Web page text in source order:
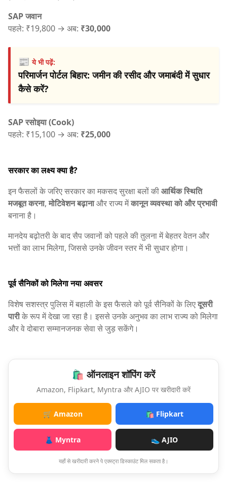
SAP जवान
पहले: ₹19,800 → अब: ₹30,000
📰ये भी पढ़ें:
परिमार्जन पोर्टल बिहार: जमीन की रसीद और जमाबंदी में सुधार
कैसे करें?
SAP रसोइया (Cook)
पहले: ₹15,100 → अब: ₹25,000
सरकार का लक्ष्य क्या है?
इन फैसलों के जरिए सरकार का मकसद सुरक्षा बलों कीआर्थिक स्थिति
मजबूत करना,मोटिवेशन बढ़ानाऔर राज्य मेंकानून व्यवस्था को और प्रभावी
बनाना है।
मानदेय बढ़ोतरी के बाद सैप जवानों को पहले की तुलना में बेहतर वेतन और
भत्तों का लाभ मिलेगा, जिससे उनके जीवन स्तर में भी सुधार होगा।
पूर्व सैनिकों को मिलेगा नया अवसर
विशेष सशस्त्र पुलिस में बहाली के इस फैसले को पूर्व सैनिकों के लिएदूसरी
पारीके रूप में देखा जा रहा है। इससे उनके अनुभव का लाभ राज्य को मिलेगा
और वे दोबारा सम्मानजनक सेवा से जुड़ सकेंगे।
🛍️ ऑनलाइन शॉपिंग करें
Amazon, Flipkart, Myntra और AJIO पर खरीदारी करें
🛒 Amazon 🛍️ Flipkart
👗 Myntra 👟 AJIO
यहाँ से खरीदारी करने पे एक्स्ट्रा डिस्काउंट मिल सकता है।